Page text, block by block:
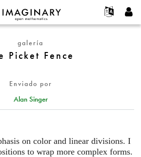
Français
Deutsch
Español
Türkçe
Programas
Interactivos
Películas
Textos
Más...
Proyectos
Participar
Crear nueva cuenta
galería
Picket Fence
Enviado por
Alan Singer
on color and linear divisions. I
to wrap more complex forms.